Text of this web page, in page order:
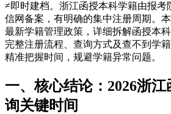
≠即时建档。浙江函授本科学籍由报考
信网备案，有明确的集中注册周期。
最新学籍管理政策，详细拆解函授本
完整注册流程、查询方式及查不到学
精准把握时间，规避学籍异常问题。
一、核心结论：2026浙
询关键时间